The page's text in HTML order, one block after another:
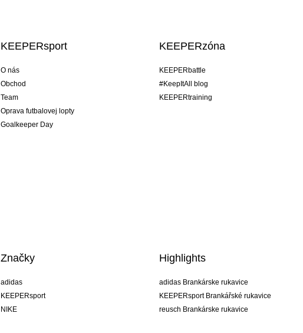
KEEPERsport
O nás
Obchod
Team
Oprava futbalovej lopty
Goalkeeper Day
KEEPERzóna
KEEPERbattle
#KeepItAll blog
KEEPERtraining
Značky
adidas
KEEPERsport
NIKE
Highlights
adidas Brankárske rukavice
KEEPERsport Brankářské rukavice
reusch Brankárske rukavice